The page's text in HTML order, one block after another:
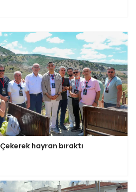
Çekerek hayran bıraktı